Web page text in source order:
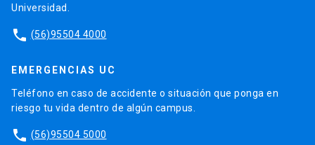
Universidad.
phone (56)95504 4000
EMERGENCIAS UC
Teléfono en caso de accidente o situación que ponga en
riesgo tu vida dentro de algún campus.
phone (56)95504 5000